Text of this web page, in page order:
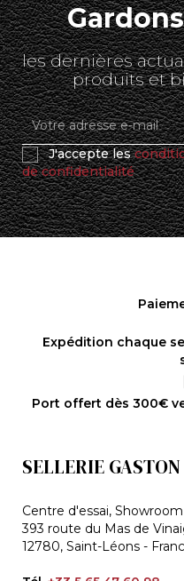
les dernières
produits et
J'accepte les
de confidentialité
Expédition chaque
Port offert dès 300€
SELLERIE
Centre d'essai,
393 route du Mas de
12780, Saint-Léons -